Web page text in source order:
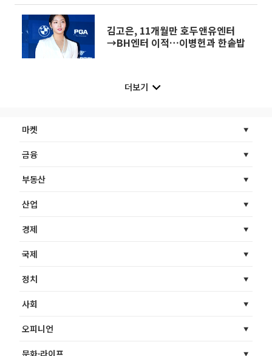
걸캅스·가디언즈 오브 갤럭시
김고은, 11개월만 호두앤유엔터
→BH엔터 이적…이병헌과 한솥밥
더보기
마켓
금융
부동산
산업
경제
국제
정치
사회
오피니언
문화·라이프